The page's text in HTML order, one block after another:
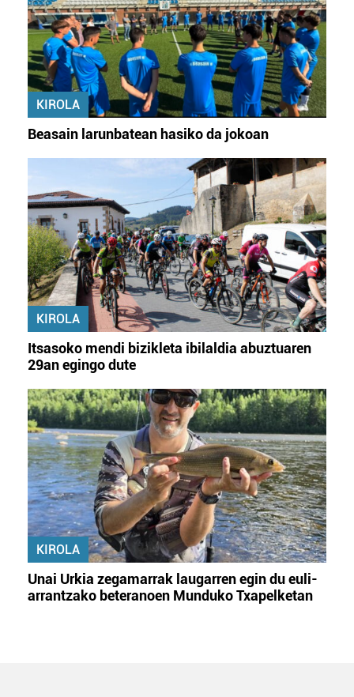
KIROLA
Beasain larunbatean hasiko da jokoan
KIROLA
Itsasoko mendi bizikleta ibilaldia abuztuaren
29an egingo dute
KIROLA
Unai Urkia zegamarrak laugarren egin du euli-
arrantzako beteranoen Munduko Txapelketan